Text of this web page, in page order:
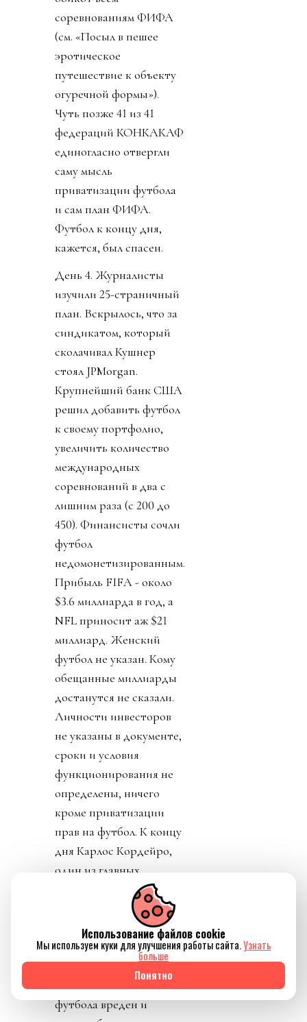
соревнованиям ФИФА
(см. «Посыл в пешее
эротическое
путешествие к объекту
огуречной формы»).
Чуть позже 41 из 41
федераций КОНКАКАФ
единогласно отвергли
саму мысль
приватизации футбола
и сам план ФИФА.
Футбол к концу дня,
кажется, был спасен.
День 4. Журналисты
изучили 25-страничный
план. Вскрылось, что за
синдикатом, который
сколачивал Кушнер
стоял JPMorgan.
Крупнейший банк США
решил добавить футбол
к своему портфолио,
увеличить количество
международных
соревнований в два с
лишним раза (с 200 до
450). Финансисты сочли
футбол
недомонетизированным.
Прибыль FIFA - около
$3.6 миллиарда в год, а
NFL приносит аж $21
миллиард. Женский
футбол не указан. Кому
обещанные миллиарды
достанутся не сказали.
Личности инвесторов
не указаны в документе,
сроки и условия
функционирования не
определены, ничего
кроме приватизации
прав на футбол. К концу
дня Карлос Кордейро,
один из главных
соратников Инфантино,
человек из Goldman
Sachs, подал в отставку.
Карлос подчеркнул, что
ничего не знал о плане и
футбола вреден и
Использование файлов cookie
Мы используем куки для улучшения работы сайта.Узнать
больше
Понятно